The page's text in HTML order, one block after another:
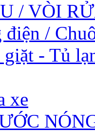
/ VÒI
/
- Tủ
xe